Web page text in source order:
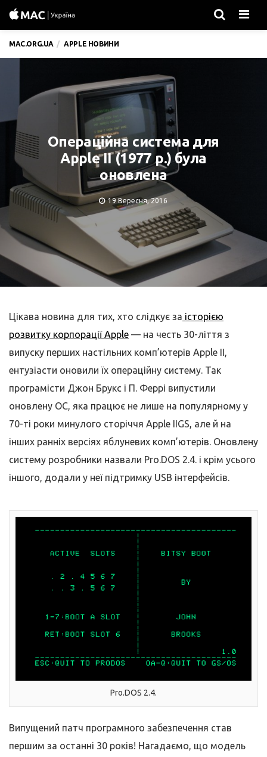
MAC.ORG.UA APPLE НОВИНИ
Операційна система для
Apple II (1977 р.) була
оновлена
19 Вересня, 2016
Цікава новина для тих, хто слідкує за історією
розвитку корпорації Apple — на честь 30-ліття з
випуску перших настільних комп’ютерів Apple II,
ентузіасти оновили їх операційну систему. Так
програмісти Джон Брукс і П. Феррі випустили
оновлену ОС, яка працює не лише на популярному у
70-ті роки минулого сторіччя Apple IIGS, але й на
інших ранніх версіях яблуневих комп’ютерів. Оновлену
систему розробники назвали Pro.DOS 2.4. і крім усього
іншого, додали у неї підтримку USB інтерфейсів.­
Pro.DOS 2.4.
Випущений патч програмного забезпечення став
першим за останні 30 років! Нагадаємо, що модель